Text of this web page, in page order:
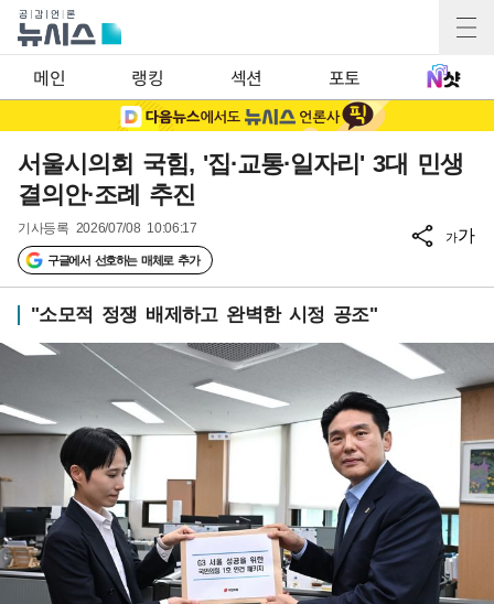
메인 랭킹 섹션 포토
서울시의회 국힘, '집·교통·일자리' 3대 민생
결의안·조례 추진
기사등록 2026/07/08 10:06:17
구글에서 선호하는 매체로 추가
가가
"소모적 정쟁 배제하고 완벽한 시정 공조"